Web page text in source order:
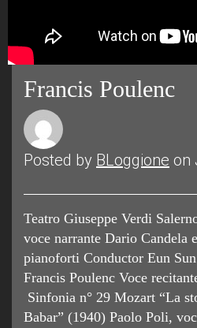
Francis Poulenc
Posted by BLoggione on
Teatro Giuseppe Verdi
voce narrante Dario Candela
pianoforti Conductor Eun
Francis Poulenc Voce
Sinfonia n° 29 Mozart “La
Babar” (1940) Paolo Poli,